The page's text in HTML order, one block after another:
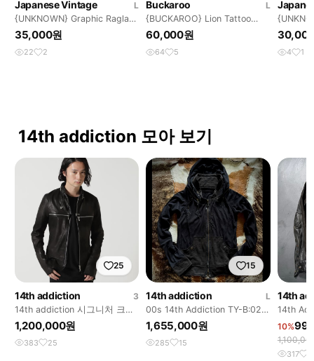
Japanese Vintage
L
{UNKNOWN} Graphic Raglan
Crop Tee
35,000원
22 2
Buckaroo
L
{BUCKAROO} Lion Tattoo
Graphic Tee
60,000원
64 5
Graphic
4 1
14th addiction 모아 보기
25
14th addiction
3
14th addiction 시그니처 크로
스 집 양가죽 재킷
1,200,000원
383 25
15
14th addiction
L
00s 14th Addiction TY-B:02
Hood zip
1,655,000원
285 15
14th
14th
Leather
10%
317